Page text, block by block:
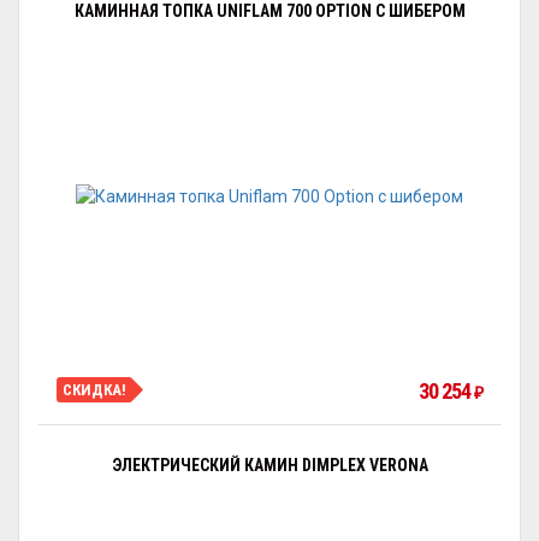
КАМИННАЯ ТОПКА UNIFLAM 700 OPTION С ШИБЕРОМ
СКИДКА! 30 254 ₽
ЭЛЕКТРИЧЕСКИЙ КАМИН DIMPLEX VERONA